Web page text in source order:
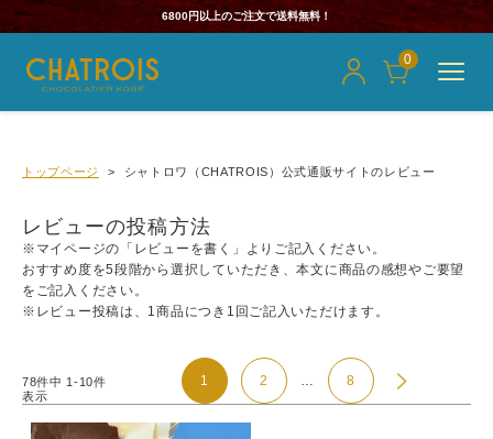
6800円以上のご注文で送料無料！
0
トップページ シャトロワ（CHATROIS）公式通販サイトのレビュー
レビューの投稿方法
※マイページの「レビューを書く」よりご記入ください。
おすすめ度を5段階から選択していただき、本文に商品の感想やご要望
をご記入ください。
※レビュー投稿は、1商品につき1回ご記入いただけます。
78件中 1 -10件
表示
1 2 8